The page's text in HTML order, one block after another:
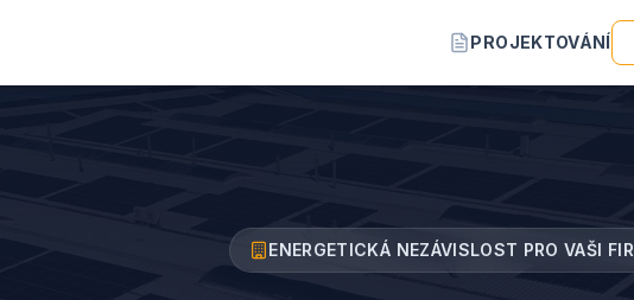
PROJEKTOVÁNÍ
ENERGETICKÁ NEZÁVISLOST PRO VAŠI